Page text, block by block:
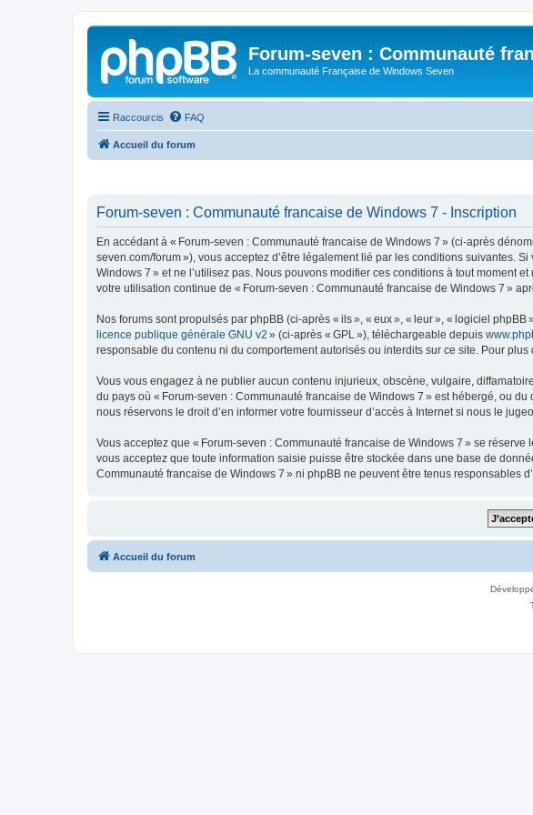
Forum-seven : Communauté
La communauté Française de Windows Seven
Raccourcis FAQ
Accueil du forum
Forum-seven : Communauté francaise de Windows 7 - Inscription
En accédant à « Forum-seven : Communauté francaise de Windows 7 » (ci-après
seven.com/forum »), vous acceptez d’être légalement lié par les conditions suivantes.
Windows 7 » et ne l’utilisez pas. Nous pouvons modifier ces conditions à tout moment
votre utilisation continue de « Forum-seven : Communauté francaise de Windows 7 »
Nos forums sont propulsés par phpBB (ci-après « ils », « eux », « leur », « logiciel
licence publique générale GNU v2 » (ci-après « GPL »), téléchargeable depuis
responsable du contenu ni du comportement autorisés ou interdits sur ce site. Pour plus
Vous vous engagez à ne publier aucun contenu injurieux, obscène, vulgaire,
du pays où « Forum-seven : Communauté francaise de Windows 7 » est hébergé, ou
nous réservons le droit d’en informer votre fournisseur d’accès à Internet si nous le
Vous acceptez que « Forum-seven : Communauté francaise de Windows 7 » se
vous acceptez que toute information saisie puisse être stockée dans une base de
Communauté francaise de Windows 7 » ni phpBB ne peuvent être tenus responsables
Accueil du forum